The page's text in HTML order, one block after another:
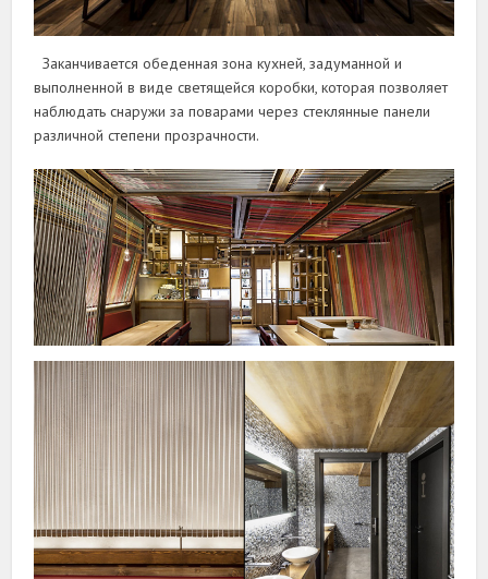
Заканчивается обеденная зона кухней, задуманной и
выполненной в виде светящейся коробки, которая позволяет
наблюдать снаружи за поварами через стеклянные панели
различной степени прозрачности.